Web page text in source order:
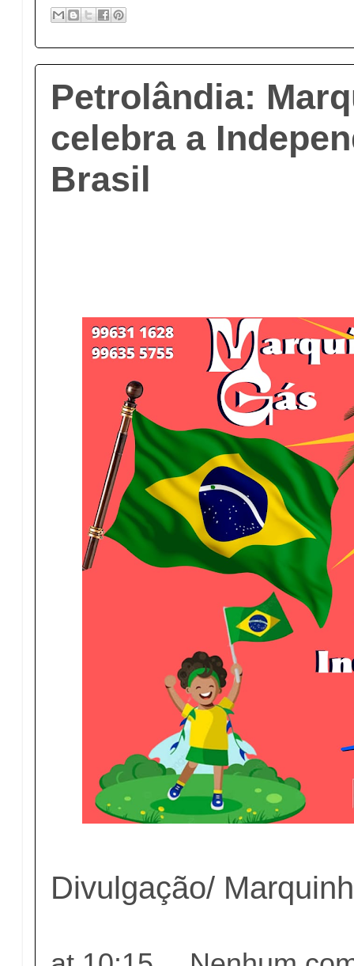
Petrolândia:
celebra a
Brasil
Divulgação/